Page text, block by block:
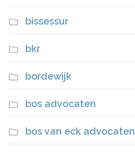
bissessur
bkr
bordewijk
bos advocaten
bos van eck advocaten